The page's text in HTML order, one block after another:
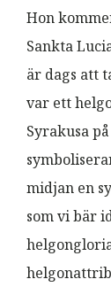
Hon
Sankta
är dags att
var ett
Syrakusa
midjan en
som vi bär